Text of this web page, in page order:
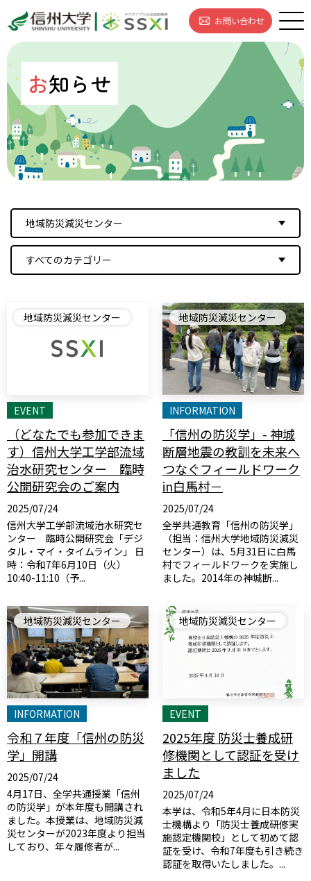
お問い合わせ
お知らせ
地域防災減災センター
すべてのカテゴリー
地域防災減災センター
EVENT
（どなたでも参加できま
す）信州大学工学部流域
治水研究センター 臨時
公開研究会のご案内
2025/07/24
信州大学工学部流域治水研究セ
ンター 臨時公開研究会「デジ
タル・マイ・タイムライン」 日
時：令和7年6月10日（火）
10:40-11:10（予...
地域防災減災センター
INFORMATION
「信州の防災学」- 神城
断層地震の教訓を未来へ
つなぐフィールドワーク
in白馬村－
2025/07/24
全学共通教育「信州の防災学」
（担当：信州大学地域防災減災
センター）は、5月31日に白馬
村でフィールドワークを実施し
ました。2014年の神城断...
地域防災減災センター
INFORMATION
令和７年度「信州の防災
学」開講
2025/07/24
4月17日、全学共通授業「信州
の防災学」が本年度も開講され
ました。本授業は、地域防災減
災センターが2023年度より担当
しており、年々履修者が...
地域防災減災センター
EVENT
2025年度 防災士養成研
修機関として認証を受け
ました
2025/07/24
本学は、令和5年4月に日本防災
士機構より「防災士養成研修実
施認定機関校」として初めて認
証を受け、令和7年度も引き続き
認証を取得いたしました。...